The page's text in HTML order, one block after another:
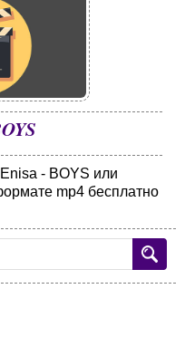
- BOYS или
mp4 бесплатно